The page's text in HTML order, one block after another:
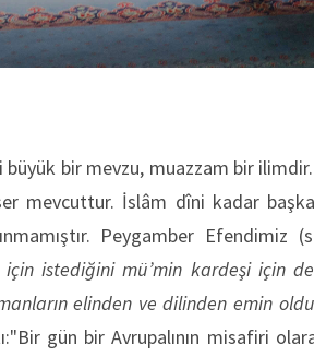
bir mevzu, muazzam bir
mevcuttur. İslâm dîni kadar
Peygamber Efendimiz
istediğini mü’min kardeşi için
elinden ve dilinden emin
gün bir Avrupalının misafiri